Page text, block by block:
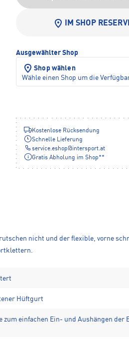
IM SHOP
Ausgewählter Shop
Shop wählen
Wähle einen Shop um die
Kostenlose Rücksendung
Schnelle Lieferung
service.eshop@ intersport.at
Gratis Abholung im Shop**
nicht und der flexible, vorne
Hüftgurt
einfachen Ein- und Aushängen der